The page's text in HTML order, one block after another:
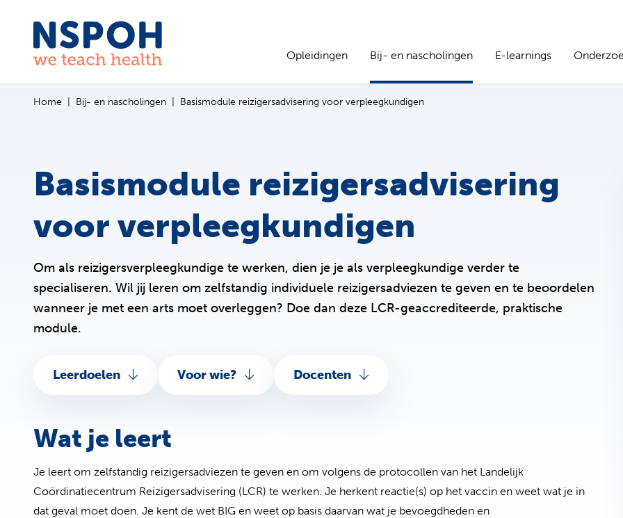
Ga naar de inhoud
Opleidingen Bij- en nascholingen E-learnings
Home Bij- en nascholingen Basismodule reizigersadvisering voor verpleegkundigen
Basismodule reizigersadvisering
voor verpleegkundigen
Om als reizigersverpleegkundige te werken, dien je je als verpleegkundige verder te
specialiseren. Wil jij leren om zelfstandig individuele reizigersadviezen te geven en te beoordelen
wanneer je met een arts moet overleggen? Doe dan deze LCR-geaccrediteerde, praktische
module.
Leerdoelen Voor wie? Docenten
Wat je leert
Je leert om zelfstandig reizigersadviezen te geven en om volgens de protocollen van het Landelijk
Coördinatiecentrum Reizigersadvisering (LCR) te werken. Je herkent reactie(s) op het vaccin en weet wat je in
dat geval moet doen. Je kent de wet BIG en weet op basis daarvan wat je bevoegdheden en